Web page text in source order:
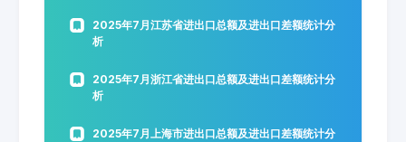
2025年7月江苏省进出口总额及进出口差额统计分
析
2025年7月浙江省进出口总额及进出口差额统计分
析
2025年7月上海市进出口总额及进出口差额统计分